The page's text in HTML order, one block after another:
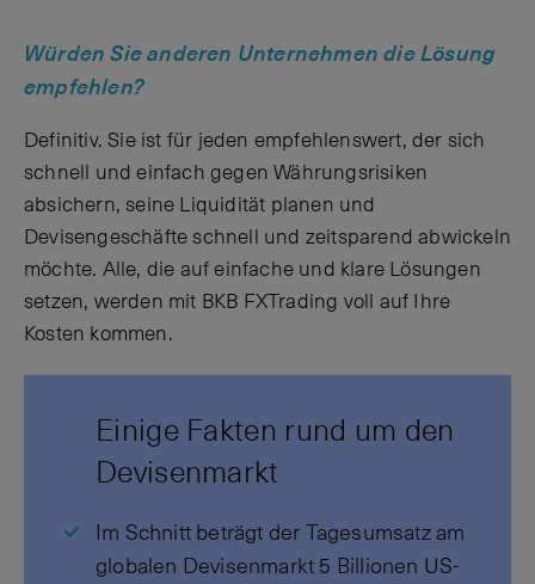
Würden Sie anderen Unternehmen die Lösung
empfehlen?
Definitiv. Sie ist für jeden empfehlenswert, der sich
schnell und einfach gegen Währungsrisiken
absichern, seine Liquidität planen und
Devisengeschäfte schnell und zeitsparend abwickeln
möchte. Alle, die auf einfache und klare Lösungen
setzen, werden mit BKB FXTrading voll auf Ihre
Kosten kommen.
Einige Fakten rund um den
Devisenmarkt
Im Schnitt beträgt der Tagesumsatz am
globalen Devisenmarkt 5 Billionen US-